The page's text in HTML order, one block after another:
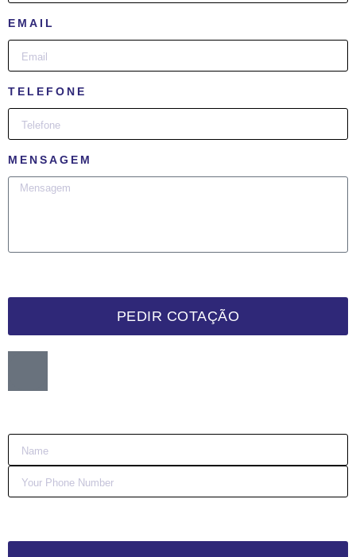
EMAIL
TELEFONE
MENSAGEM
PEDIR COTAÇÃO